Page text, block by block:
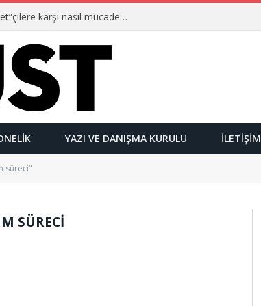
Ulusalcılar kimlerdir ve “Yetmez ama evet”çilere karşı nasıl mücadele ederler?
YAZI VE DANIŞMA KURULU İLETIŞIM
süreci"
SÜRECI